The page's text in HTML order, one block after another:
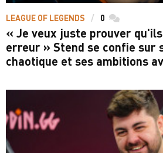
LEAGUE OF LEGENDS 0 commentaires
« Je veux juste prouver
erreur » Stend se confie sur
chaotique et ses ambitions